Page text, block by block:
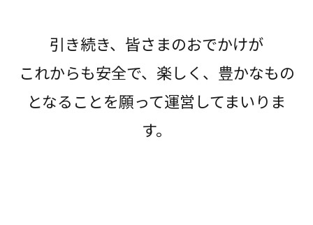
引き続き、皆さまのおでかけが
これからも安全で、楽しく、豊かなもの
となることを願って運営してまいりま
す。